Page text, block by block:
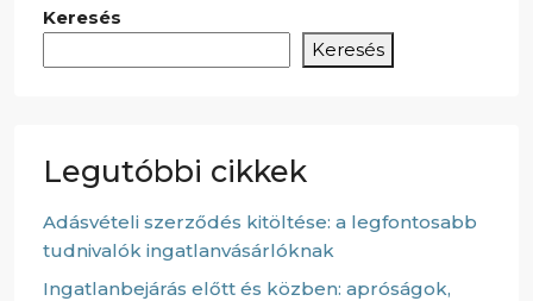
Keresés
Keresés
Legutóbbi cikkek
Adásvételi szerződés kitöltése: a legfontosabb
tudnivalók ingatlanvásárlóknak
Ingatlanbejárás előtt és közben: apróságok,